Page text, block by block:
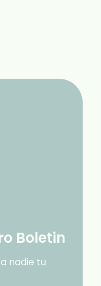
Boletin
nadie tu